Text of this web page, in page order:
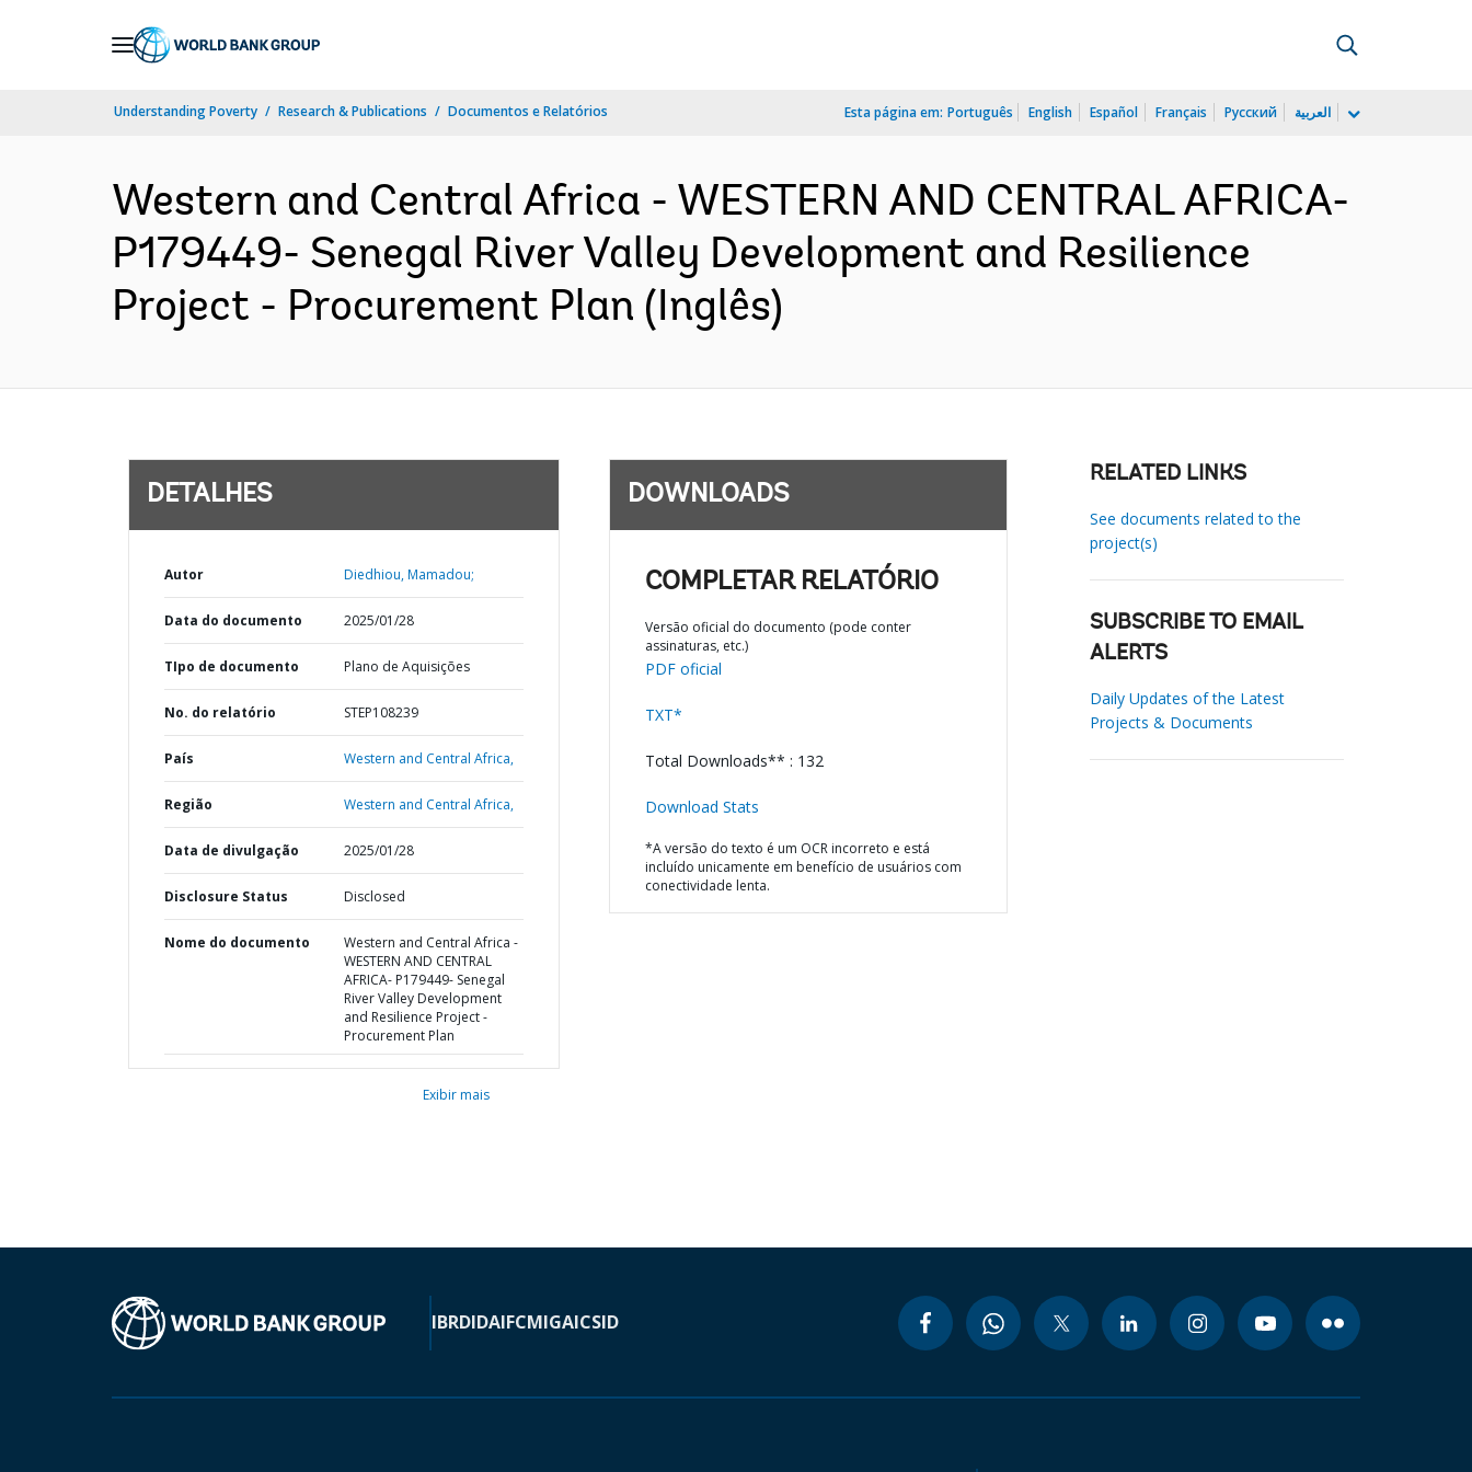
Understanding Poverty Research & Publications Documentos e Relatórios Esta página em: Português English Español Français Русский العربية
Western and Central Africa - WESTERN AND CENTRAL AFRICA-
P179449- Senegal River Valley Development and Resilience
Project - Procurement Plan (Inglês)
DETALHES
Autor Diedhiou, Mamadou;
Data do documento 2025/01/28
TIpo de documento Plano de Aquisições
No. do relatório STEP108239
País Western and Central Africa,
Região Western and Central Africa,
Data de divulgação 2025/01/28
Disclosure Status Disclosed
Nome do documento
Western and Central Africa -
WESTERN AND CENTRAL
AFRICA- P179449- Senegal
River Valley Development
and Resilience Project -
Procurement Plan
Exibir mais
DOWNLOADS
COMPLETAR RELATÓRIO
Versão oficial do documento (pode conter
assinaturas, etc.)
PDF oficial
TXT*
Total Downloads** : 132
Download Stats
*A versão do texto é um OCR incorreto e está
incluído unicamente em benefício de usuários com
conectividade lenta.
RELATED LINKS
See documents related to the
project(s)
SUBSCRIBE TO EMAIL
ALERTS
Daily Updates of the Latest
Projects & Documents
IBRDIDAIFCMIGAICSID